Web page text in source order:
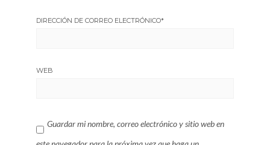
DIRECCIÓN DE CORREO ELECTRÓNICO*
WEB
Guardar mi nombre, correo electrónico y sitio web en